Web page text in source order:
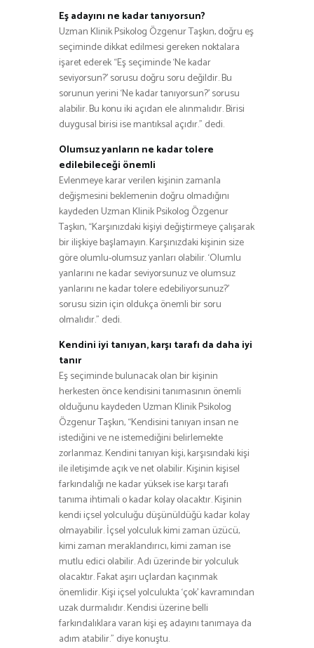
Eş adayını ne kadar tanıyorsun?
Uzman Klinik Psikolog Özgenur Taşkın, doğru eş
seçiminde dikkat edilmesi gereken noktalara
işaret ederek “Eş seçiminde ‘Ne kadar
seviyorsun?’ sorusu doğru soru değildir. Bu
sorunun yerini ‘Ne kadar tanıyorsun?’ sorusu
alabilir. Bu konu iki açıdan ele alınmalıdır. Birisi
duygusal birisi ise mantıksal açıdır.” dedi.
Olumsuz yanların ne kadar tolere
edilebileceği önemli
Evlenmeye karar verilen kişinin zamanla
değişmesini beklemenin doğru olmadığını
kaydeden Uzman Klinik Psikolog Özgenur
Taşkın, “Karşınızdaki kişiyi değiştirmeye çalışarak
bir ilişkiye başlamayın. Karşınızdaki kişinin size
göre olumlu-olumsuz yanları olabilir. ‘Olumlu
yanlarını ne kadar seviyorsunuz ve olumsuz
yanlarını ne kadar tolere edebiliyorsunuz?’
sorusu sizin için oldukça önemli bir soru
olmalıdır.” dedi.
Kendini iyi tanıyan, karşı tarafı da daha iyi
tanır
Eş seçiminde bulunacak olan bir kişinin
herkesten önce kendisini tanımasının önemli
olduğunu kaydeden Uzman Klinik Psikolog
Özgenur Taşkın, “Kendisini tanıyan insan ne
istediğini ve ne istemediğini belirlemekte
zorlanmaz. Kendini tanıyan kişi, karşısındaki kişi
ile iletişimde açık ve net olabilir. Kişinin kişisel
farkındalığı ne kadar yüksek ise karşı tarafı
tanıma ihtimali o kadar kolay olacaktır. Kişinin
kendi içsel yolculuğu düşünüldüğü kadar kolay
olmayabilir. İçsel yolculuk kimi zaman üzücü,
kimi zaman meraklandırıcı, kimi zaman ise
mutlu edici olabilir. Adı üzerinde bir yolculuk
olacaktır. Fakat aşırı uçlardan kaçınmak
önemlidir. Kişi içsel yolculukta ‘çok’ kavramından
uzak durmalıdır. Kendisi üzerine belli
farkındalıklara varan kişi eş adayını tanımaya da
adım atabilir.” diye konuştu.